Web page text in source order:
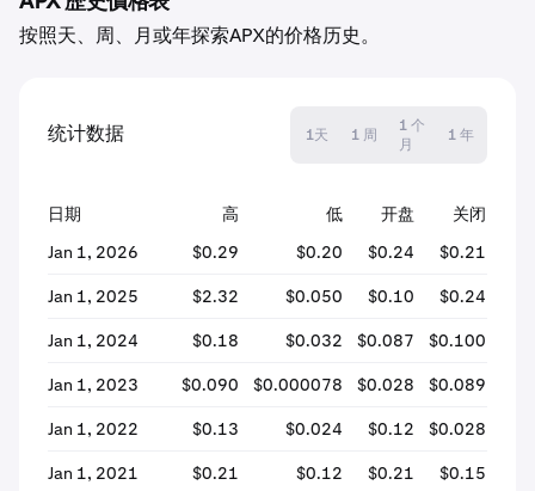
按照天、周、月或年探索APX的价格历史。
统计数据 1天 1 周
1 个
月
1 年
日期 高 低 开盘 关闭
Jan 1, 2026
$0.29 $0.20 $0.24 $0.21
Jan 1, 2025 $2.32 $0.050 $0.10 $0.24
Jan 1, 2024 $0.18 $0.032 $0.087 $0.100
Jan 1, 2023 $0.090 $0.000078 $0.028 $0.089
Jan 1, 2022 $0.13 $0.024 $0.12 $0.028
Jan 1, 2021 $0.21 $0.12 $0.21 $0.15